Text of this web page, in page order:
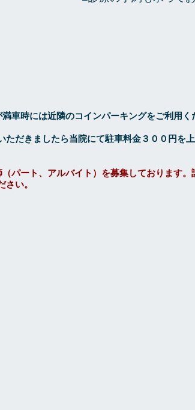
車時には近隣のコインパーキングをご利用く
ただきましたら当院にて駐車料金３００円を
パート、アルバイト）を募集しております。
さい。